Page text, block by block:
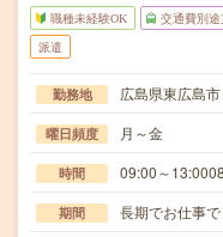
職種未経験OK 交通費別途
派遣
勤務地 広島県東広島市
曜日頻度 月～金
時間 09:00～
期間 長期でお仕事